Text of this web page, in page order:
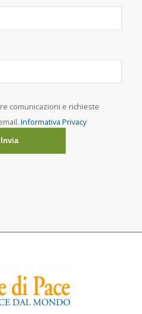
comunicazioni e richieste
Informativa Privacy